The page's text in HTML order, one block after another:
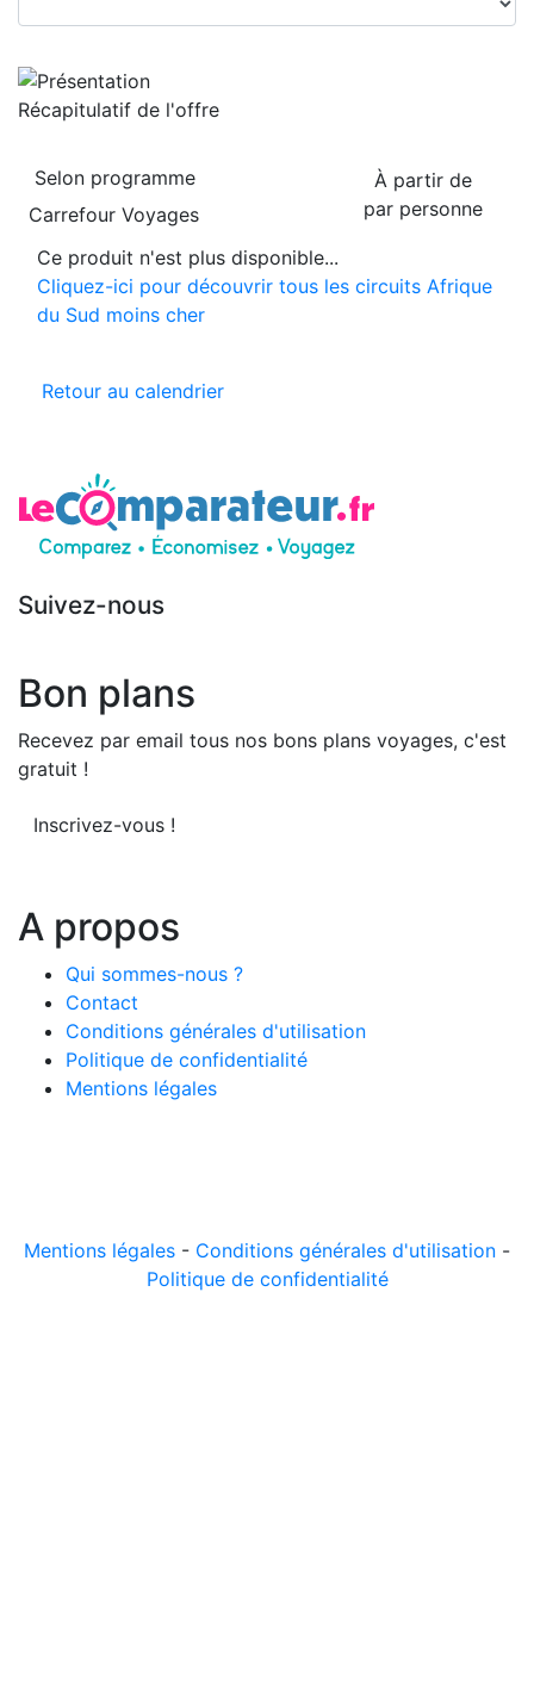
Récapitulatif de l'offre
À partir de
par personne
Selon programme
Carrefour Voyages
Ce produit n'est plus disponible...
Cliquez-ici pour découvrir tous les circuits Afrique
du Sud moins cher
Retour au calendrier
Suivez-nous
Bon plans
Recevez par email tous nos bons plans voyages, c'est
gratuit !
Inscrivez-vous !
A propos
Qui sommes-nous ?
Contact
Conditions générales d'utilisation
Politique de confidentialité
Mentions légales
Mentions légales - Conditions générales d'utilisation -
Politique de confidentialité